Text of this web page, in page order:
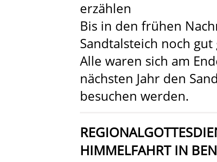
erzählen
Bis in den frühen
Sandtalsteich noch
Alle waren sich am
nächsten Jahr den
besuchen werden.
HIMMELFAHRT IN